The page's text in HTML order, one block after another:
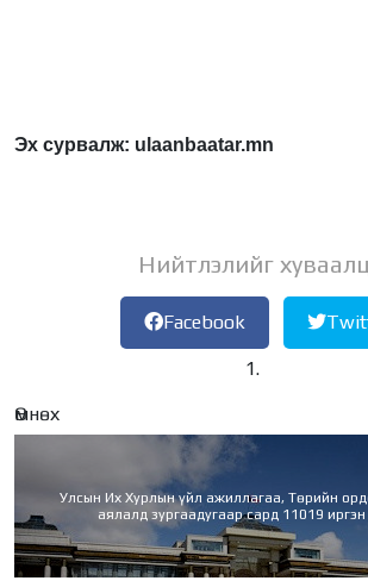
Эх сурвалж: ulaanbaatar.mn
Нийтлэлийг
Facebook
Өмнөх
Улсын Их Хурлын үйл ажиллагаа, Төрийн
аялалд зургаадугаар сард 11019